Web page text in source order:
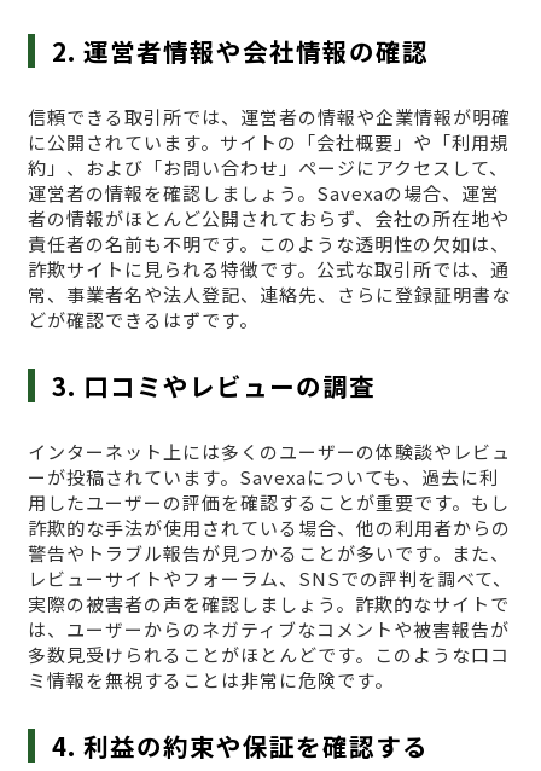
2. 運営者情報や会社情報の確認
信頼できる取引所では、運営者の情報や企業情報が明確
に公開されています。サイトの「会社概要」や「利用規
約」、および「お問い合わせ」ページにアクセスして、
運営者の情報を確認しましょう。Savexaの場合、運営
者の情報がほとんど公開されておらず、会社の所在地や
責任者の名前も不明です。このような透明性の欠如は、
詐欺サイトに見られる特徴です。公式な取引所では、通
常、事業者名や法人登記、連絡先、さらに登録証明書な
どが確認できるはずです。
3. 口コミやレビューの調査
インターネット上には多くのユーザーの体験談やレビュ
ーが投稿されています。Savexaについても、過去に利
用したユーザーの評価を確認することが重要です。もし
詐欺的な手法が使用されている場合、他の利用者からの
警告やトラブル報告が見つかることが多いです。また、
レビューサイトやフォーラム、SNSでの評判を調べて、
実際の被害者の声を確認しましょう。詐欺的なサイトで
は、ユーザーからのネガティブなコメントや被害報告が
多数見受けられることがほとんどです。このような口コ
ミ情報を無視することは非常に危険です。
4. 利益の約束や保証を確認する